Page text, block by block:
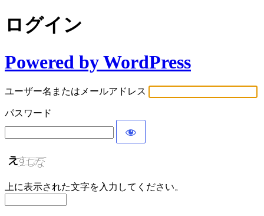
ログイン
Powered by WordPress
ユーザー名またはメールアドレス
パスワード
上に表示された文字を入力してください。